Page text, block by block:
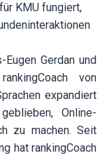
KMU fungiert,
Gerdan und
von
expandiert
Online-
zu machen. Seit
hat rankingCoach